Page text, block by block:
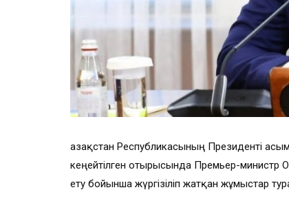
Қазақстан Республикасының Президенті
кеңейтілген отырысында Премьер-
ету бойынша жүргізіліп жатқан жұмыстар